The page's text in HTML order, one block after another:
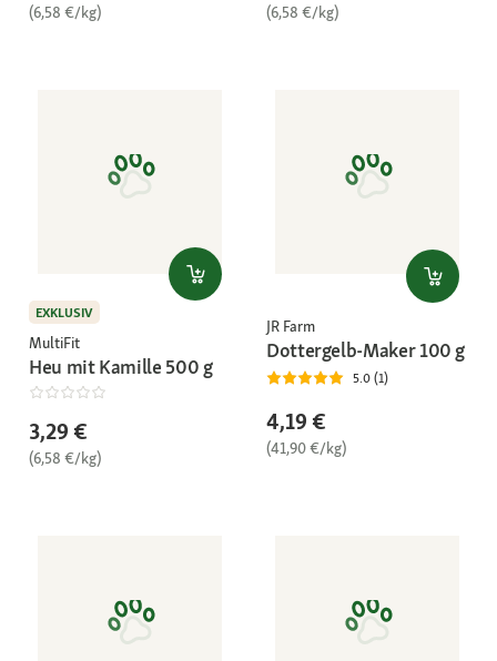
(6,58 €/kg) (6,58 €/kg)
EXKLUSIV
MultiFit
Heu mit Kamille 500 g
3,29 €
(6,58 €/kg)
JR Farm
Dottergelb-Maker 100 g
5.0 (1)
4,19 €
(41,90 €/kg)